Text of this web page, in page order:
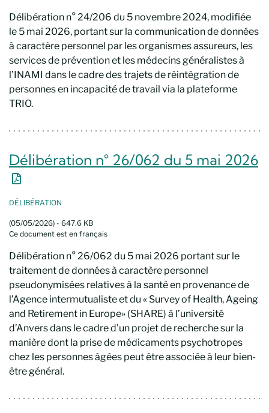
Délibération n° 24/206 du 5 novembre 2024, modifiée
le 5 mai 2026, portant sur la communication de données
à caractère personnel par les organismes assureurs, les
services de prévention et les médecins généralistes à
l’INAMI dans le cadre des trajets de réintégration de
personnes en incapacité de travail via la plateforme
TRIO.
Délibération n° 26/062 du 5 mai 2026
Nouvelle fenêtre
DÉLIBÉRATION
(05/05/2026) - 647.6 KB
Ce document est en français
Délibération n° 26/062 du 5 mai 2026 portant sur le
traitement de données à caractère personnel
pseudonymisées relatives à la santé en provenance de
l’Agence intermutualiste et du « Survey of Health, Ageing
and Retirement in Europe» (SHARE) à l’université
d’Anvers dans le cadre d'un projet de recherche sur la
manière dont la prise de médicaments psychotropes
chez les personnes âgées peut être associée à leur bien-
être général.